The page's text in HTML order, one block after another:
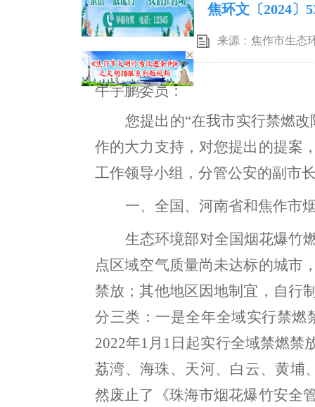
焦环文〔2024〕
来源：焦作市生态
牛宇鹏委员：
您提出的“在我市实行禁燃
作的大力支持， 对您提出的提案
工作领导小组 ， 分管公安的副市
一、 全国、河南省和焦作市
生态环境部对全国烟花爆竹
点区域空气质量尚未达标的城市
禁放；其他地区因地制宜 ， 自行
分三类： 一是全年全域实行禁燃
2022年1 月 1 日起实行全域禁燃禁
荔湾、海珠、天河、白云、黄埔
然废止了《珠海市烟花爆竹安全